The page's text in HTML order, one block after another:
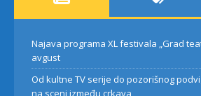
Najava programa XL festivala „Grad
avgust
Od kultne TV serije do pozorišnog
na sceni između crkava